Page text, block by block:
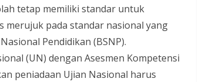
tetap memiliki standar untuk
merujuk pada standar nasional yang
Pendidikan (BSNP).
(UN) dengan Asesmen Kompetensi
peniadaan Ujian Nasional harus